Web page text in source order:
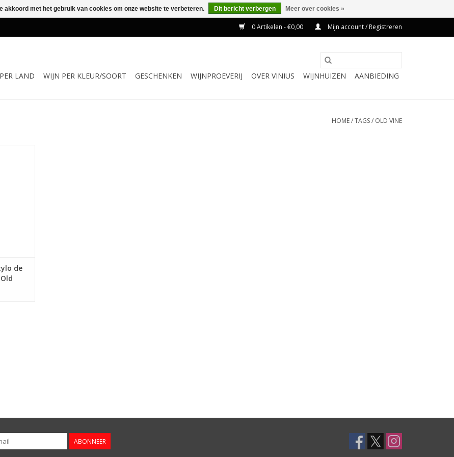
0 Artikelen - €0,00 Mijn account / Registreren
LAND WIJN PER KLEUR/SOORT GESCHENKEN WIJNPROEVERIJ OVER VINIUS WIJNHUIZEN AANBIEDING
HOME/TAGS/ OLD VINE
oude
in de
De
in rvs
een
van
Franse,
de
ABONNEER
akkoord met het gebruik van cookies om onze website te verbeteren. Dit bericht verbergen Meer over cookies »